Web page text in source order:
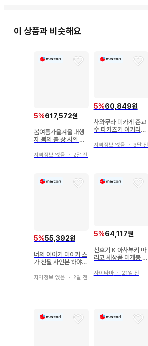
이 상품과 비슷해요
5%617,572원
봄여름가을겨울 대행
자 봄의 춤 상 사인 도
지역정보 없음 ・ 2달 전
5%60,849원
사와무라 미카게 준교
수 타카츠키 아키라의
지역정보 없음 ・ 3달 전
5%55,392원
너의 이야기 미아키 스
가 친필 사인본 하야카
지역정보 없음 ・ 2달 전
5%64,117원
신호기 K 아사부키 마
리코 새상품 미개봉 사
사이타마・ 21일 전